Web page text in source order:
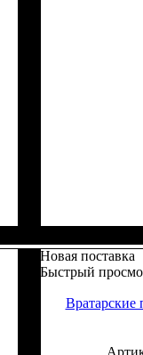
Новая поставка
Быстрый
Вратарские